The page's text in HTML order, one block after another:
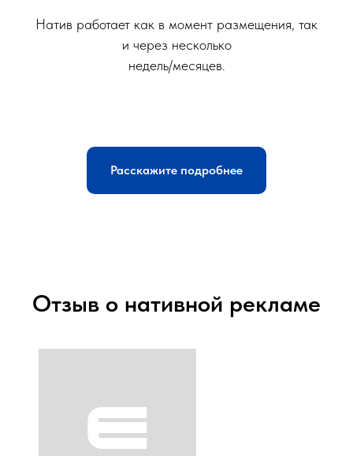
Натив работает как в момент размещения, так
и через несколько
недель/месяцев.
Расскажите подробнее
Отзыв о нативной рекламе